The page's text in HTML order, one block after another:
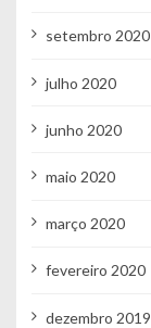
setembro 2020
julho 2020
junho 2020
maio 2020
março 2020
fevereiro 2020
dezembro 2019